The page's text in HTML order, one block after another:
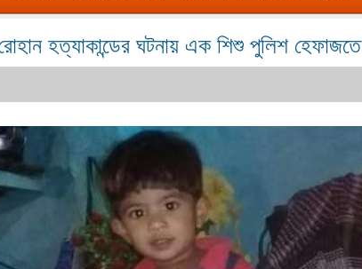
হত্যাকান্ডের ঘটনায় এক শিশু পুলিশ হেফাজতে